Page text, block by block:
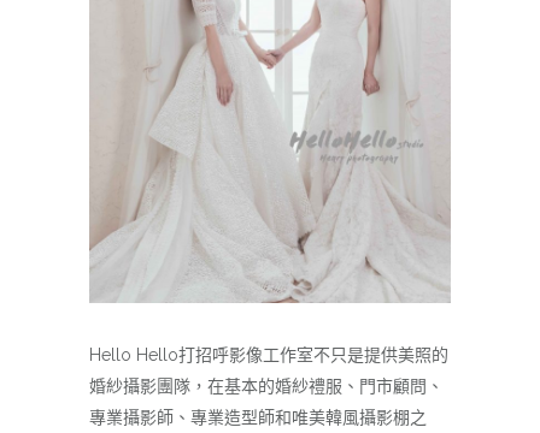
Hello Hello打招呼影像工作室不只是提供美照的
婚紗攝影團隊，在基本的婚紗禮服、門市顧問、
專業攝影師、專業造型師和唯美韓風攝影棚之